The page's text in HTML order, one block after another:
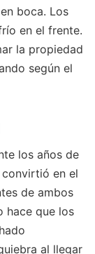
boca. Los
en el frente.
la propiedad
según el
los años de
en el
de ambos
hace que los
al llegar